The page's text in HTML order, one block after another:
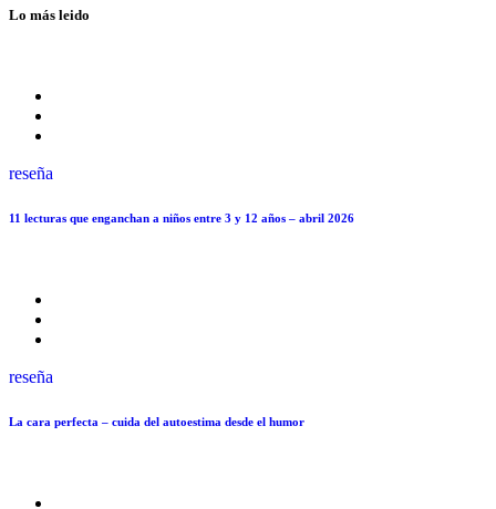
Lo más leido
reseña
11 lecturas que enganchan a niños entre 3 y 12 años – abril 2026
reseña
La cara perfecta – cuida del autoestima desde el humor